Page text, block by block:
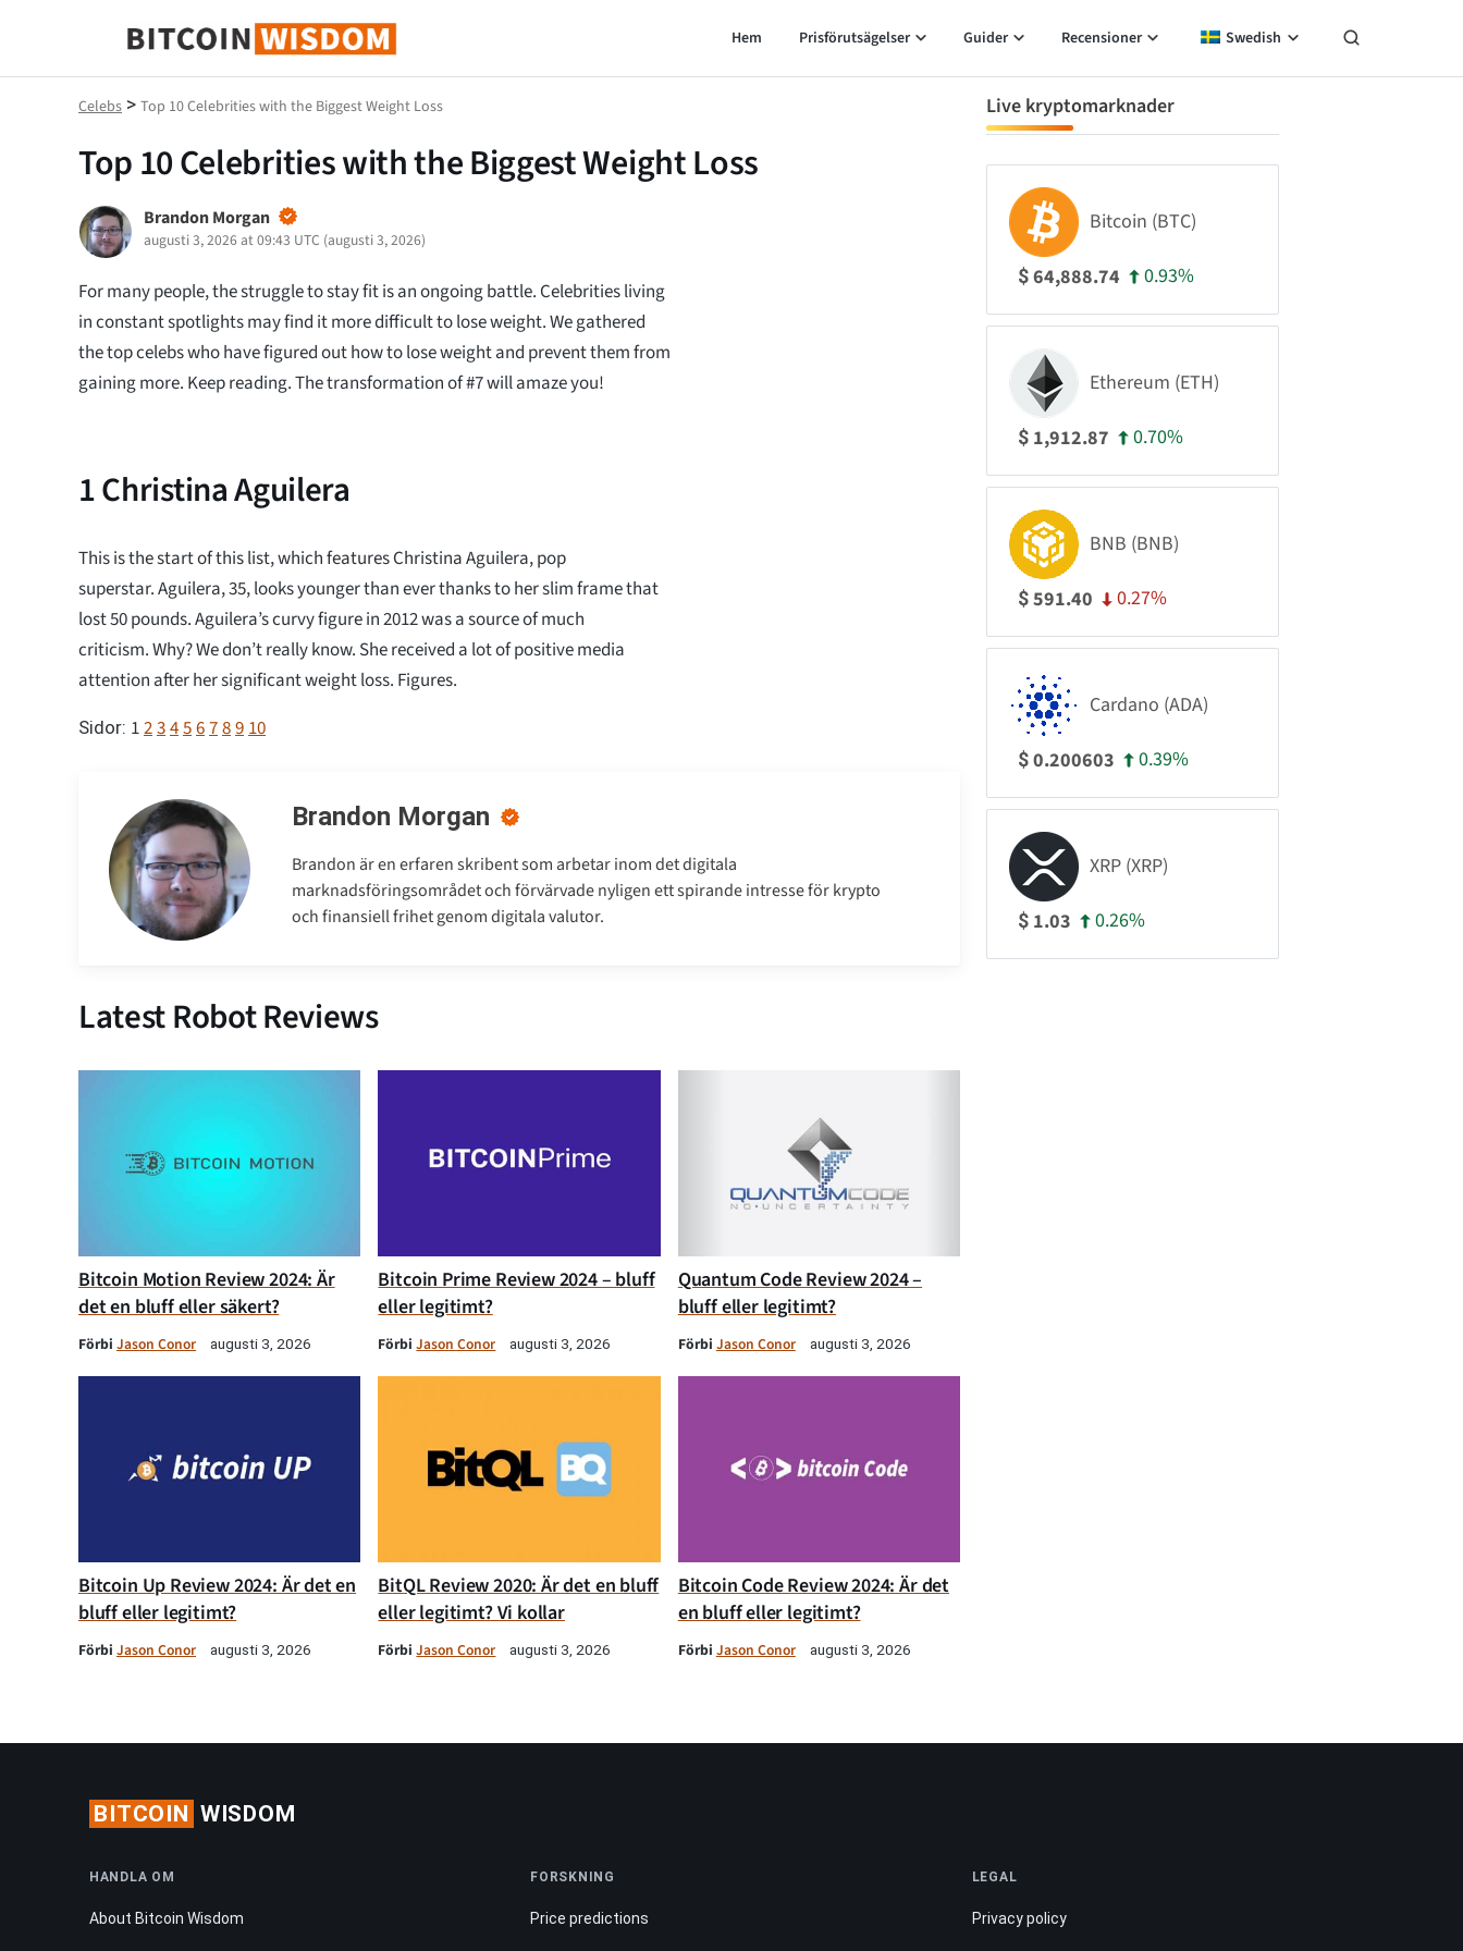
Bitcoin Wisdom
Hem Prisförutsägelser Guider Recensioner Swedish
Celebs > Top 10 Celebrities with the Biggest Weight Loss
Top 10 Celebrities with the Biggest Weight Loss
Brandon Morgan
augusti 3, 2026 at 09:43 UTC (augusti 3, 2026)
For many people, the struggle to stay fit is an ongoing battle. Celebrities living
in constant spotlights may find it more difficult to lose weight. We gathered
the top celebs who have figured out how to lose weight and prevent them from
gaining more. Keep reading. The transformation of #7 will amaze you!
1Christina Aguilera
This is the start of this list, which features Christina Aguilera, pop
superstar. Aguilera, 35, looks younger than ever thanks to her slim frame that
lost 50 pounds. Aguilera’s curvy figure in 2012 was a source of much
criticism. Why? We don’t really know. She received a lot of positive media
attention after her significant weight loss. Figures.
Sidor: 12345678910
Brandon Morgan
Brandon är en erfaren skribent som arbetar inom det digitala
marknadsföringsområdet och förvärvade nyligen ett spirande intresse för krypto
och finansiell frihet genom digitala valutor.
Latest Robot Reviews
Bitcoin Motion Review 2024: Är
det en bluff eller säkert?
Förbi Jason Conor augusti 3, 2026
Bitcoin Prime Review 2024 – bluff
eller legitimt?
FörbiJason Conor augusti 3, 2026
Quantum Code Review 2024 –
bluff eller legitimt?
Förbi Jason Conor augusti 3, 2026
Bitcoin Up Review 2024: Är det en
bluff eller legitimt?
Förbi Jason Conor augusti 3, 2026
BitQL Review 2020: Är det en bluff
eller legitimt? Vi kollar
FörbiJason Conor augusti 3, 2026
Bitcoin Code Review 2024: Är det
en bluff eller legitimt?
Förbi Jason Conor augusti 3, 2026
Live kryptomarknader
Bitcoin (BTC)
$64,888.74 0.93%
Ethereum (ETH)
$ 1,912.87 0.70%
BNB (BNB)
$591.40 0.27%
Cardano (ADA)
$0.200603 0.39%
XRP (XRP)
$ 1.03 0.26%
BITCOIN WISDOM
HANDLA OM
About Bitcoin Wisdom
FORSKNING
Price predictions
LEGAL
Privacy policy